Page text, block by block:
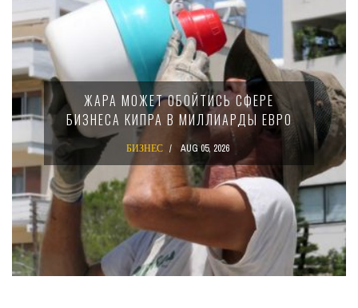
ЖАРА МОЖЕТ ОБОЙТИСЬ СФЕРЕ
БИЗНЕСА КИПРА В МИЛЛИАРДЫ ЕВРО
БИЗНЕС AUG 05, 2026